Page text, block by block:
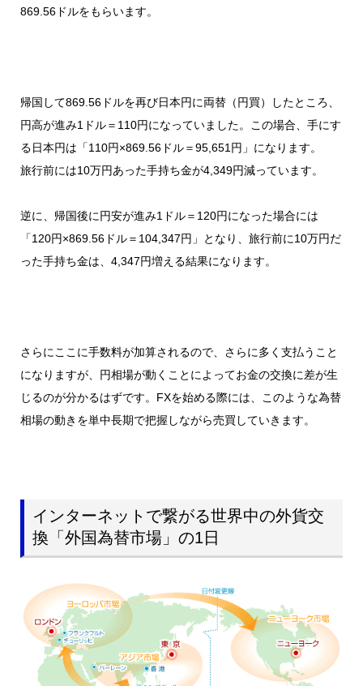
869.56ドルをもらいます。
帰国して869.56ドルを再び日本円に両替（円買）したところ、
円高が進み1ドル＝110円になっていました。この場合、手にす
る日本円は「110円×869.56ドル＝95,651円」になります。
旅行前には10万円あった手持ち金が4,349円減っています。
逆に、帰国後に円安が進み1ドル＝120円になった場合には
「120円×869.56ドル＝104,347円」となり、旅行前に10万円だ
った手持ち金は、4,347円増える結果になります。
さらにここに手数料が加算されるので、さらに多く支払うこと
になりますが、円相場が動くことによってお金の交換に差が生
じるのが分かるはずです。FXを始める際には、このような為替
相場の動きを単中長期で把握しながら売買していきます。
インターネットで繋がる世界中の外貨交
換「外国為替市場」の1日